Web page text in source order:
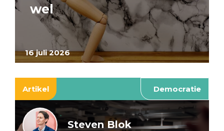
16 juli 2026
wel
Artikel Democratie
Steven Blok